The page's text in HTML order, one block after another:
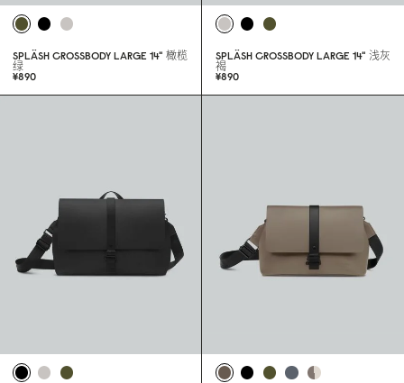
SPLÄSH CROSSBODY LARGE 14" 橄榄
绿
¥890
SPLÄSH CROSSBODY LARGE 14" 浅灰
褐
¥890